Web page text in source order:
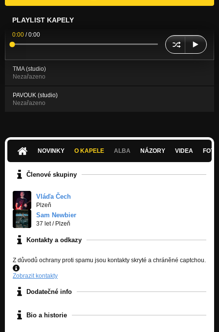
PLAYLIST KAPELY
0:00 /0:00
TMA (studio)
Nezařazeno
PAVOUK (studio)
Nezařazeno
NOVINKY O KAPELE ALBA NÁZORY VIDEA
Členové skupiny
Vláďa Čech
Plzeň
Sam Newbier
37 let/ Plzeň
Kontakty a odkazy
Z důvodů ochrany proti spamu jsou kontakty skryté a chráněné captchou.
Zobrazit kontakty
Dodatečné info
Bio a historie